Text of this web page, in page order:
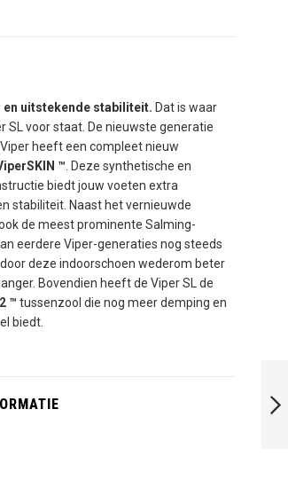
en uitstekende stabiliteit. Dat is waar
SL voor staat. De nieuwste generatie
heeft een compleet nieuw
™ . Deze synthetische en
biedt jouw voeten extra
stabiliteit. Naast het vernieuwde
de meest prominente Salming-
eerdere Viper-generaties nog steeds
deze indoorschoen wederom beter
Bovendien heeft de Viper SL de
™ tussenzool die nog meer demping en
biedt.